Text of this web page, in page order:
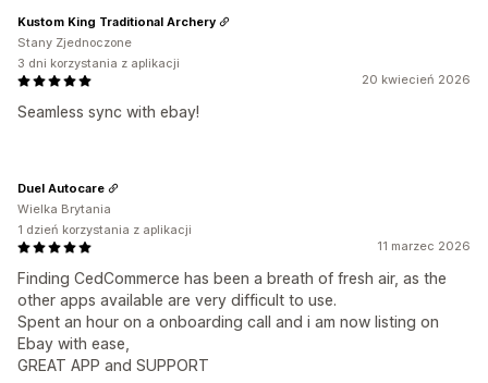
20 kwiecień 2026
Seamless sync with ebay!
Kustom King Traditional Archery
Stany Zjednoczone
3 dni korzystania z aplikacji
11 marzec 2026
Finding CedCommerce has been a breath of fresh air, as the
other apps available are very difficult to use.
Spent an hour on a onboarding call and i am now listing on
Ebay with ease,
GREAT APP and SUPPORT
Duel Autocare
Wielka Brytania
1 dzień korzystania z aplikacji